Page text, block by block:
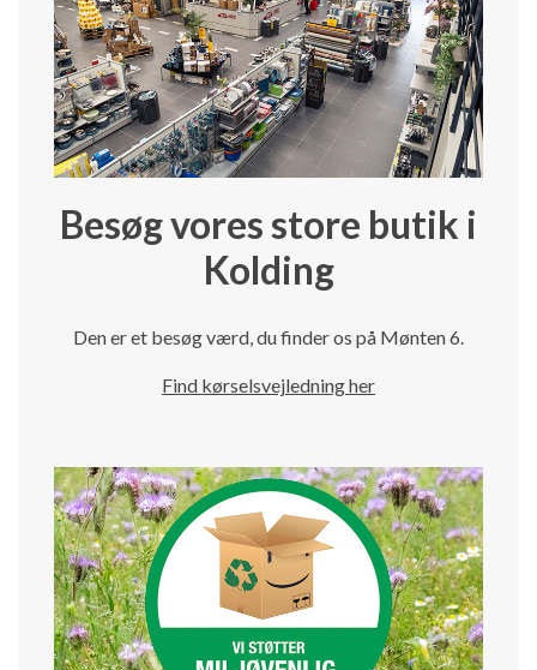
Besøg vores store butik i
Kolding
Den er et besøg værd, du finder os på Mønten 6.
Find kørselsvejledning her